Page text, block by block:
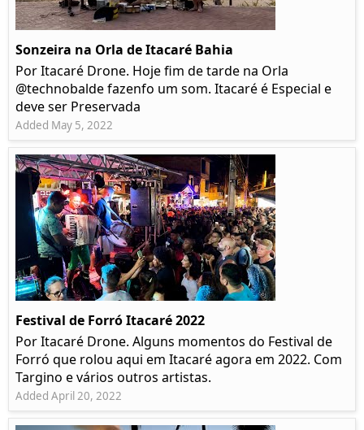
Sonzeira na Orla de Itacaré Bahia
Por Itacaré Drone. Hoje fim de tarde na Orla
@technobalde fazenfo um som. Itacaré é Especial e
deve ser Preservada
Added May 5, 2022
Festival de Forró Itacaré 2022
Por Itacaré Drone. Alguns momentos do Festival de
Forró que rolou aqui em Itacaré agora em 2022. Com
Targino e vários outros artistas.
Added April 20, 2022